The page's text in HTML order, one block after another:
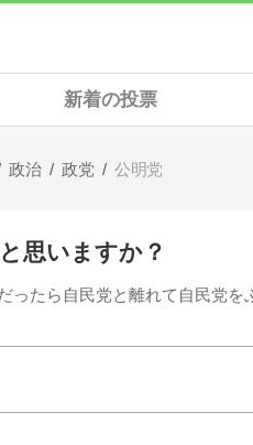
新着の投票
政治 政党 公明党
思いますか？
ったら自民党と離れて自民党を